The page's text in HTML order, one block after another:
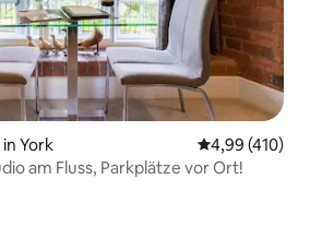
York
4,99 (410)
am Fluss, Parkplätze vor Ort!